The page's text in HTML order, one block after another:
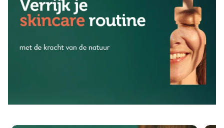
Lees meer